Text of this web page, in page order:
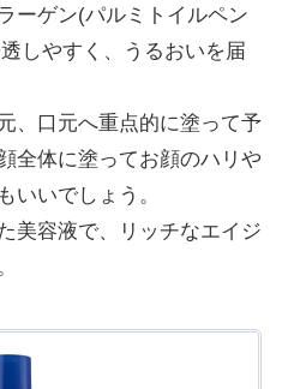
ーゲン(パルミトイルペン
しやすく、うるおいを届
、口元へ重点的に塗って予
全体に塗ってお顔のハリや
いいでしょう。
美容液で、リッチなエイジ